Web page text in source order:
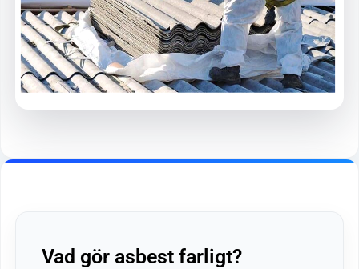
Vad gör asbest farligt?